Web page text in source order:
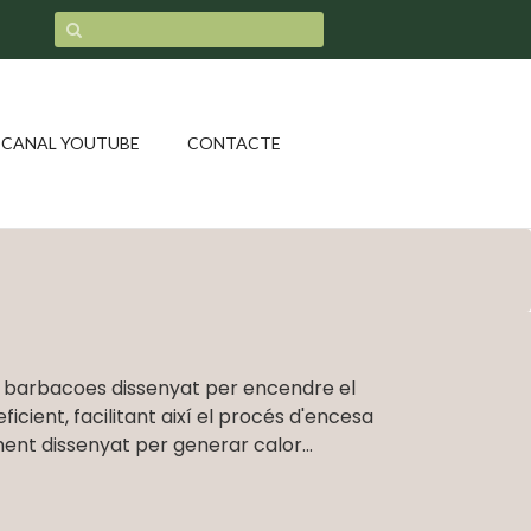
CANAL YOUTUBE CONTACTE
dissenyat per encendre el
facilitant així el procés d'encesa
dissenyat per generar calor...